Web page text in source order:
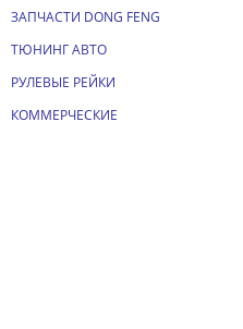
ЗАПЧАСТИ DONG FENG
ТЮНИНГ АВТО
РУЛЕВЫЕ РЕЙКИ
КОММЕРЧЕСКИЕ